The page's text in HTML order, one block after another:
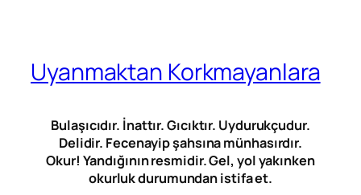
Uyanmaktan Korkmayanlara
Bulaşıcıdır. İnattır. Gıcıktır. Uydurukçudur.
Delidir. Fecenayip şahsına münhasırdır.
Okur! Yandığının resmidir. Gel, yol yakınken
okurluk durumundan istifa et.